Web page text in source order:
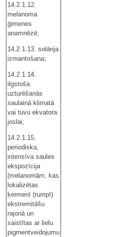
14.2.1.12.
melanoma
ģimenes
anamnēzē;
14.2.1.13. solārija
izmantošana;
14.2.1.14.
ilgstoša
uzturēšanās
saulainā klimatā
vai tuvu ekvatora
joslai;
14.2.1.15.
periodiska,
intensīva saules
ekspozīcija
(melanomām, kas
lokalizētas
ķermenī (rumpī)
ekstremitāšu
rajonā un
saistītas ar lielu
pigmentveidojumu